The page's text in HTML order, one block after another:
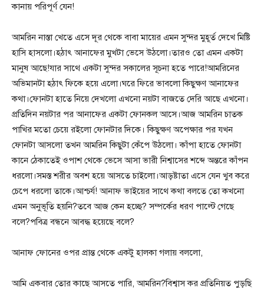
কানায় পরিপূর্ণ যেন!
আমরিন নাস্তা খেতে এসে দূর থেকে বাবা মায়ের এমন সুন্দর মুহূর্ত দেখে মিষ্টি
হাসি হাসলো।হঠাৎ আনাফের মুখটা ভেসে উঠলো।তারও তো এমন একটা
মানুষ আছে!যার সাথে একটা সুন্দর সকালের সূচনা হতে পারে!আমরিনের
অভিমানটা হঠাৎ ফিকে হয়ে এলো।ঘরে ফিরে ভাবলো কিছুক্ষণ আনাফের
কথা।ফোনটা হাতে নিয়ে দেখলো এখনো নয়টা বাজতে দেরি আছে এখনো।
প্রতিদিন নয়টার পর আনাফের একটা ফোনকল আসে।আজ আমরিন চাতক
পাখির মতো চেয়ে রইলো ফোনটার দিকে। কিছুক্ষণ অপেক্ষার পর যখন
ফোনটা আসলো তখন আমরিন কিছুটা কেঁপে উঠলো। কাঁপা হাতে ফোনটা
কানে ঠেকাতেই ওপাশ থেকে ভেসে আসা ভারী নিশ্বাসের শব্দে অন্তরে কাঁপন
ধরলো।সমস্ত শরীর অবশ হয়ে আসতে চাইলো।আড়ষ্টাতা এসে যেন খুব করে
চেপে ধরলো তাকে।আশ্চর্য! আনাফ ভাইয়ের সাথে কথা বলতে তো কখনো
এমন অনুভূতি হয়নি?তবে আজ কেন হচ্ছে? সম্পর্কের ধরণ পাল্টে গেছে
বলে?পবিত্র বন্ধনে আবদ্ধ হয়েছে বলে?
আনাফ ফোনের ওপর প্রান্ত থেকে একটু হালকা গলায় বললো,
আমি একবার তোর কাছে আসতে পারি, আমরিন?বিশ্বাস কর প্রতিনিয়ত পুড়ছি